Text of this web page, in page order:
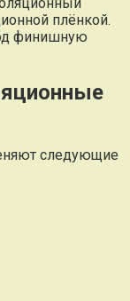
плёнкой.
финишную
следующие